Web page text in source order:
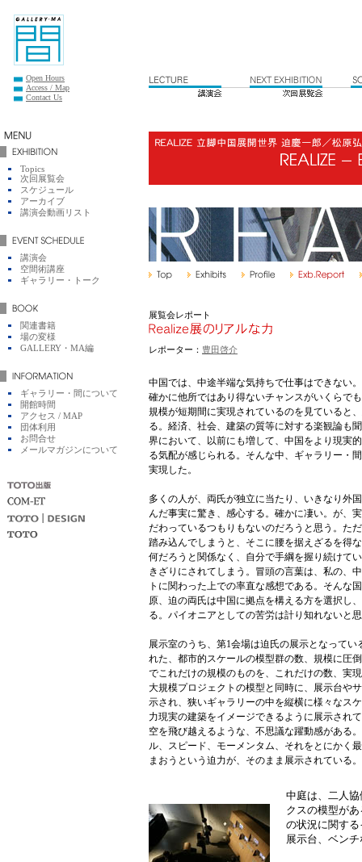
Open Hours
Access / Map
Contact Us
展覧会レポート
レポーター： 豊田啓介
中国では、中途半端な気持ちで仕事はできない。
確かに他所ではあり得ないチャンスがいくらで
規模が短期間に実現されているのを見ていると
る。経済、社会、建築の質等に対する楽観論も
界において、以前にも増して、中国をより現実
る気配が感じられる。そんな中、ギャラリー・
実現した。
多くの人が、両氏が独立に当たり、いきなり外
んだ事実に驚き、感心する。確かに凄い。が、
だわっているつもりもないのだろうと思う。た
踏み込んでしまうと、そこに腰を据えざるを得
何だろうと関係なく、自分で手綱を握り続けて
きざりにされてしまう。冒頭の言葉は、私の、
トに関わった上での率直な感想である。そんな
原、迫の両氏は中国に拠点を構える方を選択し
る。パイオニアとしての苦労は計り知れないと
展示室のうち、第1会場は迫氏の展示となって
れた、都市的スケールの模型群の数、規模に圧
でこれだけの規模のものを、これだけの数、実
大規模プロジェクトの模型と同時に、展示台や
示され、狭いギャラリーの中を縦横に様々なス
力現実の建築をイメージできるように展示され
空を飛び越えるような、不思議な躍動感がある
ル、スピード、モーメンタム、それをとにかく
まおうという迫力が、そのまま展示されている。
中庭は、二人
クスの模型が
の状況に関す
展示台、ベン
Topics
次回展覧会
スケジュール
アーカイブ
講演会動画リスト
講演会
空間術講座
ギャラリー・トーク
関連書籍
場の変様
GALLERY・MA編
ギャラリー・間について
開館時間
アクセス / MAP
団体利用
お問合せ
メールマガジンについて